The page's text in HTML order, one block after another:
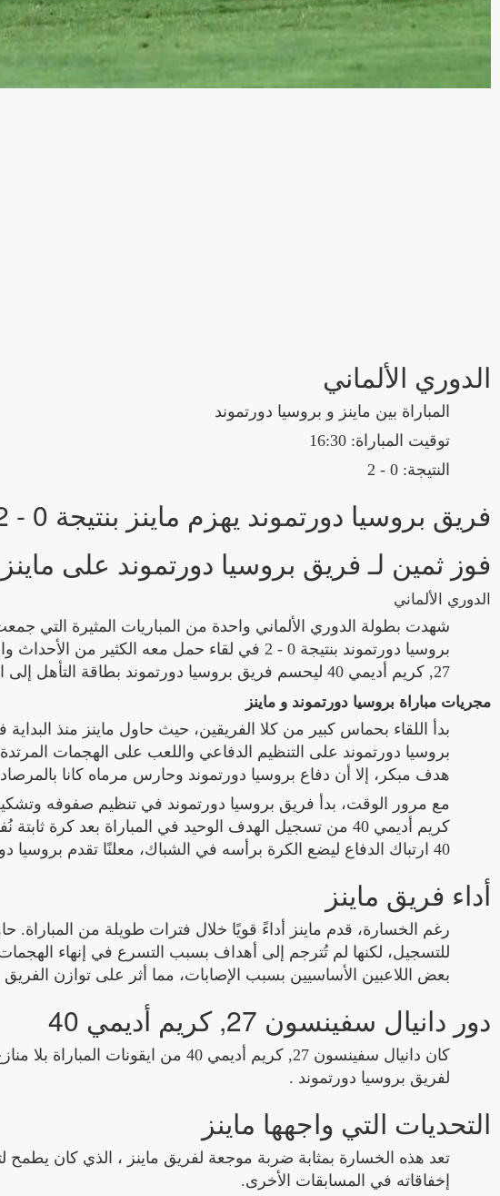
الدوري الألماني
المباراة بين ماينز و بروسيا دورتموند
توقيت المباراة: 16:30
النتيجة: 0 - 2
فريق بروسيا دورتموند يهزم ماينز بنتيجة 0 - 2 في بطولة الدوري الألماني.
فوز ثمين لـ فريق بروسيا دورتموند على
الدوري الألماني
شهدت بطولة الدوري الألماني واحدة من المباريات المثيرة التي
بروسيا دورتموند بنتيجة 0 - 2 في لقاء حمل معه
27, كريم أديمي 40 ليحسم فريق بروسيا دورتموند بطاقة التأهل إلى الدور التالي من البطولة.
مجريات مباراة بروسيا دورتموند و ماينز
بدأ اللقاء بحماس كبير من كلا الفريقين، حيث حاول ماينز منذ
بروسيا دورتموند على التنظيم الدفاعي واللعب على الهجمات
هدف مبكر، إلا أن دفاع بروسيا دورتموند وحارس مرماه كانا
40 ارتباك الدفاع ليضع الكرة برأسه في الشباك، معلنًا تقدم بروسيا دورتموند
أداء فريق ماينز
رغم الخسارة، قدم ماينز أداءً قويًا خلال فترات طويلة من
للتسجيل، لكنها لم تُترجم إلى أهداف بسبب التسرع في إنهاء
بعض اللاعبين الأساسيين بسبب الإصابات، مما أثر على توازن الفريق
دور دانيال سفينسون 27, كريم أديمي 40
كان دانيال سفينسون 27, كريم أديمي 40
لفريق بروسيا دورتموند .
التحديات التي واجهها ماينز
تعد هذه الخسارة بمثابة ضربة موجعة لفريق ماينز ، الذي كان يطمح
إخفاقاته في المسابقات الأخرى.